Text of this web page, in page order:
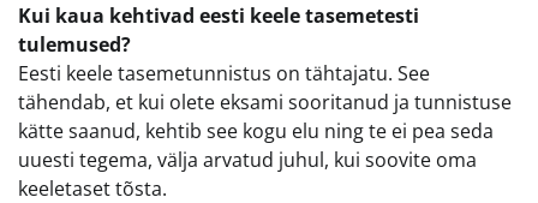
Kui kaua kehtivad eesti keele tasemetesti
tulemused?
Eesti keele tasemetunnistus on tähtajatu. See
tähendab, et kui olete eksami sooritanud ja tunnistuse
kätte saanud, kehtib see kogu elu ning te ei pea seda
uuesti tegema, välja arvatud juhul, kui soovite oma
keeletaset tõsta.